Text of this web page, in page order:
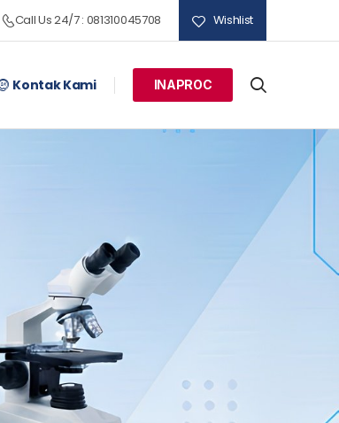
Call Us 24/7 : 081310045708 Wishlist
Kontak Kami INAPROC